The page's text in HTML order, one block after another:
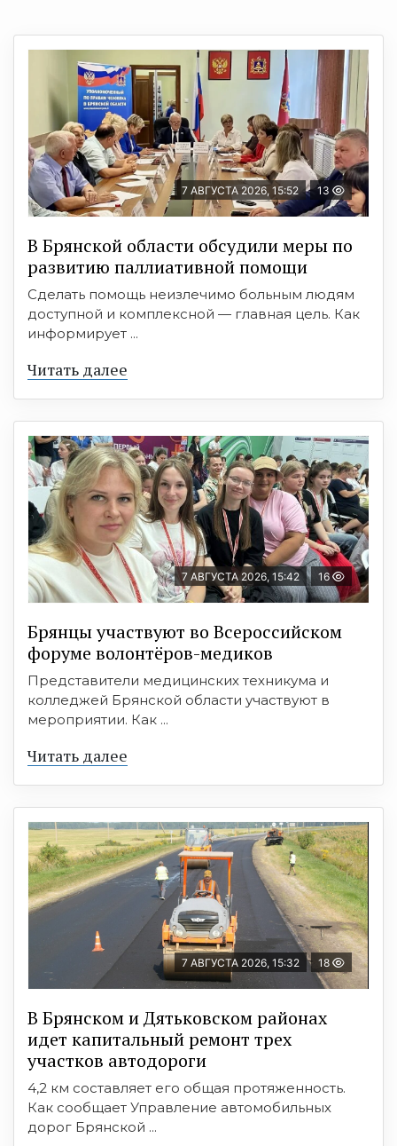
7 АВГУСТА 2026, 15:52 13
В Брянской области обсудили меры по
развитию паллиативной помощи
Сделать помощь неизлечимо больным людям
доступной и комплексной — главная цель. Как
информирует ...
Читать далее
7 АВГУСТА 2026, 15:42 16
Брянцы участвуют во Всероссийском
форуме волонтёров-медиков
Представители медицинских техникума и
колледжей Брянской области участвуют в
мероприятии. Как ...
Читать далее
7 АВГУСТА 2026, 15:32 18
В Брянском и Дятьковском районах
идет капитальный ремонт трех
участков автодороги
4,2 км составляет его общая протяженность.
Как сообщает Управление автомобильных
дорог Брянской ...